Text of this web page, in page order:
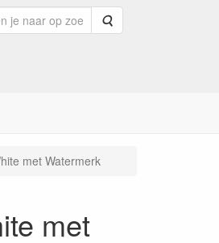
Zoeken
met Watermerk
met